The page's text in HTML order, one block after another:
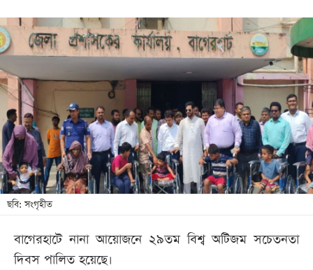
রাজনীতি
অর্থনীতি
আন্তর্জাতিক
সারাদেশ
খেলা
বিনোদন
লাইফ
স্টাইল
তথ্যপ্রযুক্তি
ছবি: সংগৃহীত
বাগেরহাটে নানা আয়োজনে ২৯তম বিশ্ব অটিজম সচেতনতা
দিবস পালিত হয়েছে।